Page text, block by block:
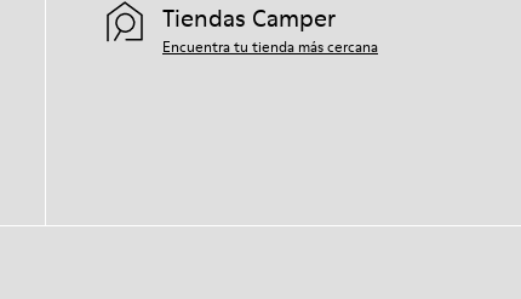
Tiendas Camper
Encuentra tu tienda más cercana